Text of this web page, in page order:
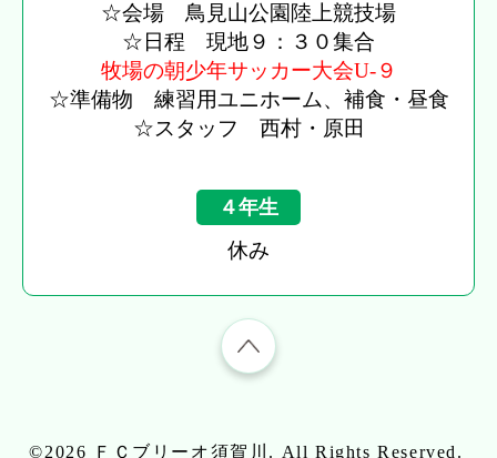
☆会場 鳥見山公園陸上競技場
☆日程 現地９：３０集合
牧場の朝少年サッカー大会U-９
☆準備物 練習用ユニホーム、補食・昼食
☆スタッフ 西村・原田
４年生
休み
©2026 ＦＣブリーオ須賀川 . All Rights Reserved.